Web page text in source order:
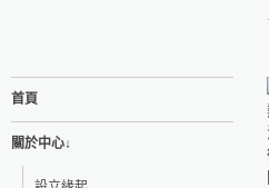
首頁
關於中心↓